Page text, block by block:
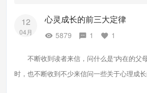
12
04月
心灵成长的前三大定律
5879 1 1
不断收到读者来信，问什么是“内在的父母
时，也不断收到不少来信问一些关于心理成长